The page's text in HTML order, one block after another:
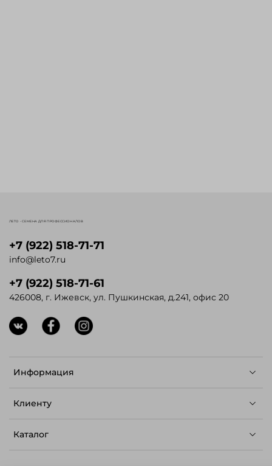
Информация
Клиенту
Каталог
+7 (922) 518-71-71
info@leto7.ru
+7 (922) 518-71-61
426008, г. Ижевск, ул. Пушкинская, д.241, офис 20
ЛЕТО - СЕМЕНА ДЛЯ ПРОФЕССИОНАЛОВ